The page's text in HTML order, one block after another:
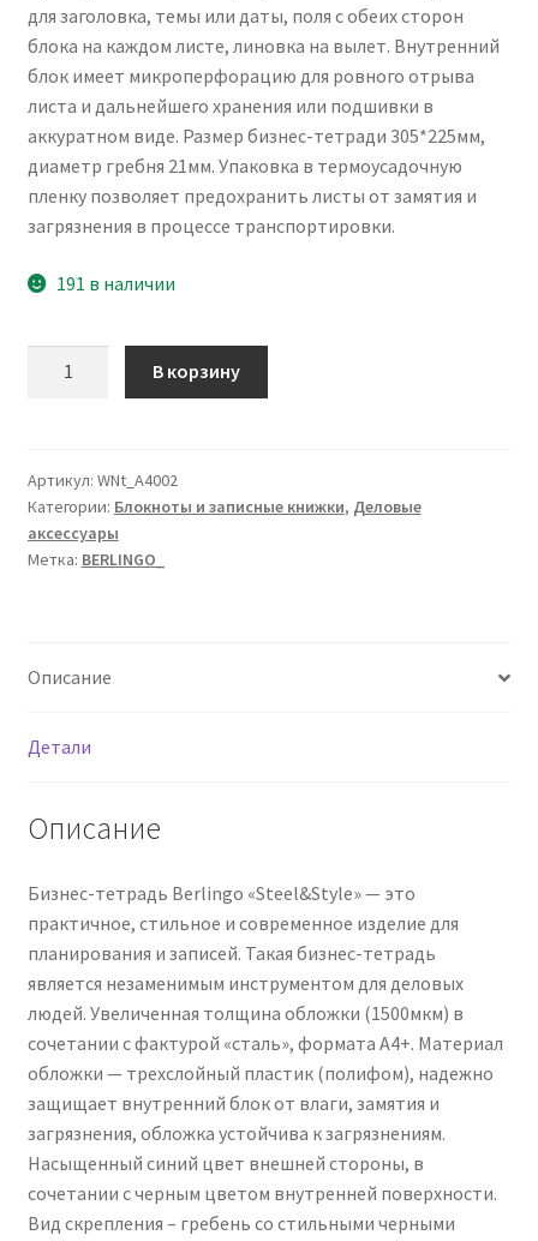
для заголовка, темы или даты, поля с обеих сторон
блока на каждом листе, линовка на вылет. Внутренний
блок имеет микроперфорацию для ровного отрыва
листа и дальнейшего хранения или подшивки в
аккуратном виде. Размер бизнес-тетради 305*225мм,
диаметр гребня 21мм. Упаковка в термоусадочную
пленку позволяет предохранить листы от замятия и
загрязнения в процессе транспортировки.
191 в наличии
А4+,
80л.,
Berlingo
"Steel&Style",
80г/
пластик.
линейка-
синяя
В корзину
Артикул: WNt_A4002
Категории: Блокноты и записные книжки, Деловые
аксессуары
Метка: BERLINGO_
Описание
Детали
Описание
Бизнес-тетрадь Berlingo «Steel&Style» — это
практичное, стильное и современное изделие для
планирования и записей. Такая бизнес-тетрадь
является незаменимым инструментом для деловых
людей. Увеличенная толщина обложки (1500мкм) в
сочетании с фактурой «сталь», формата А4+. Материал
обложки — трехслойный пластик (полифом), надежно
защищает внутренний блок от влаги, замятия и
загрязнения, обложка устойчива к загрязнениям.
Насыщенный синий цвет внешней стороны, в
сочетании с черным цветом внутренней поверхности.
Вид скрепления – гребень со стильными черными